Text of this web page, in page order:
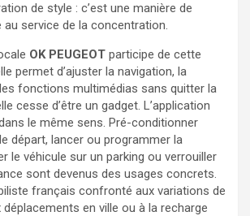
de style : c’est une manière de
service de la concentration.
OK PEUGEOT participe de cette
permet d’ajuster la navigation, la
fonctions multimédias sans quitter la
cesse d’être un gadget. L’application
le même sens. Pré-conditionner
départ, lancer ou programmer la
le véhicule sur un parking ou verrouiller
sont devenus des usages concrets.
français confronté aux variations de
en ville ou à la recharge